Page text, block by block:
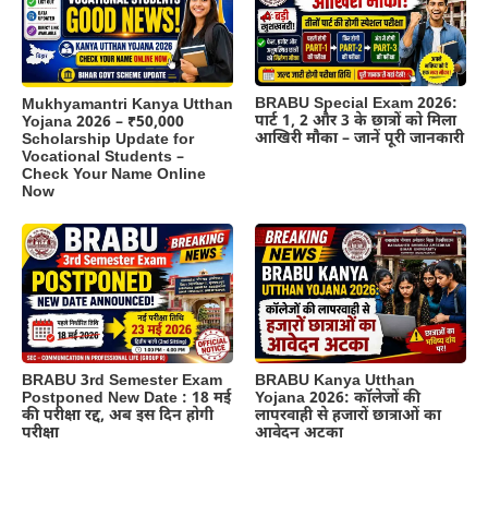
Mukhyamantri Kanya Utthan
Yojana 2026 – ₹50,000
Scholarship Update for
Vocational Students –
Check Your Name Online
Now
BRABU Special Exam 2026:
पार्ट 1, 2 और 3 के छात्रों को मिला
आखिरी मौका – जानें पूरी जानकारी
BRABU 3rd Semester Exam
Postponed New Date : 18 मई
की परीक्षा रद्द, अब इस दिन होगी
परीक्षा
BRABU Kanya Utthan
Yojana 2026: कॉलेजों की
लापरवाही से हजारों छात्राओं का
आवेदन अटका